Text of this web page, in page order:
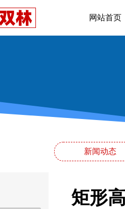
网站首页
新闻动态
矩形